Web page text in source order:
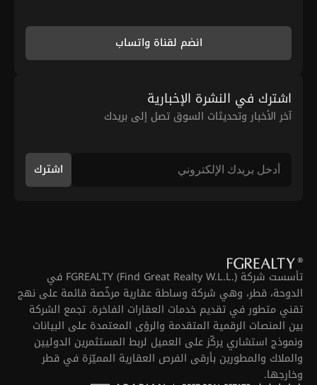
انضم لقناة واتساب
اشترك في النشرة الإخبارية
آخر الأخبار وتحديثات السوق تصل إلى بريدك
اشترك
تأسست شركة FGREALTY (Find Great Realty W.L.L.) في
الدوحة، قطر، وهي شركة وساطة عقارية مرخّصة قائمة على نهج
تقني متطور في تقديم خدمات العقارات الفاخرة. تجمع الشركة
بين المنصات الرقمية المتقدمة والرؤى المعتمدة على البيانات
ونموذج استشاري يركّز على العميل لربط المستثمرين الدوليين
والملاك والمطورين بأرقى الفرص العقارية المميّزة في قطر
وخارجها.